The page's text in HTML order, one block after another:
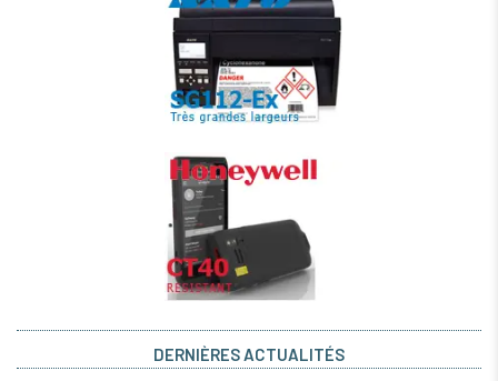
DERNIÈRES ACTUALITÉS